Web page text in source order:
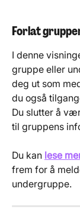
Forlat
I denne
gruppe eller
deg ut som
du også
Du slutter å
til gruppens
Du kan lese
frem for å
undergruppe.